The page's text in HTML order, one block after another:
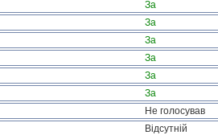
За
За
За
За
За
За
Не голосував
Відсутній